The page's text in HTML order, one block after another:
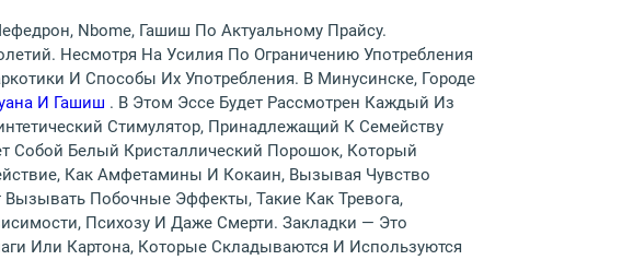
Nbome, Гашиш По Актуальному Прайсу.
Несмотря На Усилия По Ограничению Употребления
И Способы Их Употребления. В Минусинске, Городе
И Гашиш . В Этом Эссе Будет Рассмотрен Каждый Из
Стимулятор, Принадлежащий К Семейству
Собой Белый Кристаллический Порошок, Который
Как Амфетамины И Кокаин, Вызывая Чувство
Побочные Эффекты, Такие Как Тревога,
Психозу И Даже Смерти. Закладки — Это
Или Картона, Которые Складываются И Используются